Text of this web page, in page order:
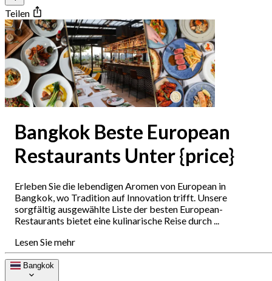
Teilen
Bangkok Beste European
Restaurants Unter {price}
Erleben Sie die lebendigen Aromen von European in
Bangkok, wo Tradition auf Innovation trifft. Unsere
sorgfältig ausgewählte Liste der besten European-
Restaurants bietet eine kulinarische Reise durch ...
Lesen Sie mehr
Bangkok